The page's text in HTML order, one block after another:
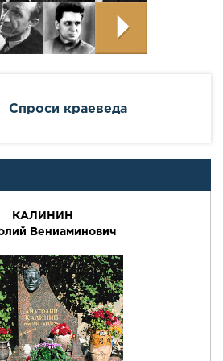
Cпроси краеведа
КАЛИНИН
Вениаминович